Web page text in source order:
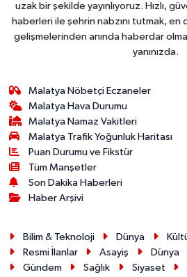
uzak bir şekilde yayınlıyoruz. Hızlı,
haberleri ile şehrin nabzını tutmak,
gelişmelerinden anında haberdar
yanınızda.
Malatya Nöbetçi Eczaneler
Malatya Hava Durumu
Malatya Namaz Vakitleri
Malatya Trafik Yoğunluk Haritası
Puan Durumu ve Fikstür
Tüm Manşetler
Son Dakika Haberleri
Haber Arşivi
Bilim & Teknoloji Dünya
Resmi İlanlar
Asayiş Dünya
Gündem
Sağlık Siyaset